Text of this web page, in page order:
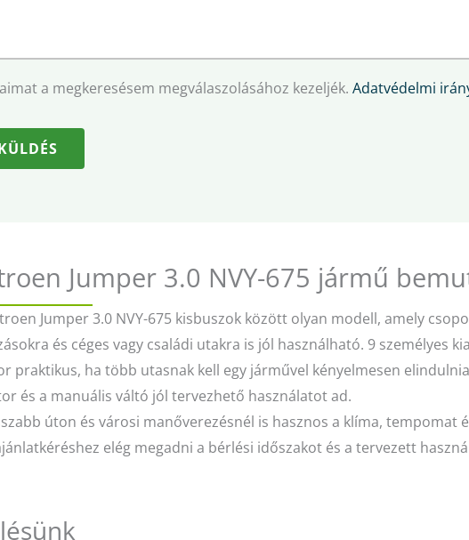
a megkeresésem megválaszolásához kezeljék. Adatvédelmi
Jumper 3.0 NVY-675 jármű
Jumper 3.0 NVY-675 kisbuszok között olyan modell, amely
és céges vagy családi utakra is jól használható. 9 személyes
praktikus, ha több utasnak kell egy járművel kényelmesen
és a manuális váltó jól tervezhető használatot ad.
úton és városi manőverezésnél is hasznos a klíma, tempomat
elég megadni a bérlési időszakot és a tervezett